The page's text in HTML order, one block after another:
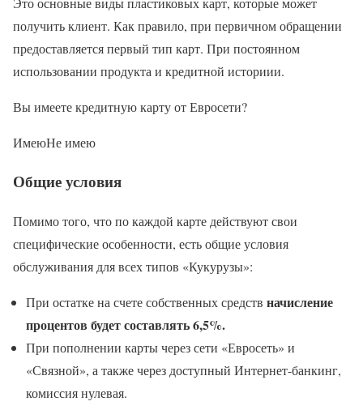
получить клиент. Как правило, при первичном обращении
предоставляется первый тип карт. При постоянном
использовании продукта и кредитной историии.
Вы имеете кредитную карту от Евросети?
ИмеюНе имею
Общие условия
Помимо того, что по каждой карте действуют свои
специфические особенности, есть общие условия
обслуживания для всех типов «Кукурузы»:
При остатке на счете собственных средств начисление
процентов будет составлять 6,5%.
При пополнении карты через сети «Евросеть» и
«Связной», а также через доступный Интернет-банкинг,
комиссия нулевая.